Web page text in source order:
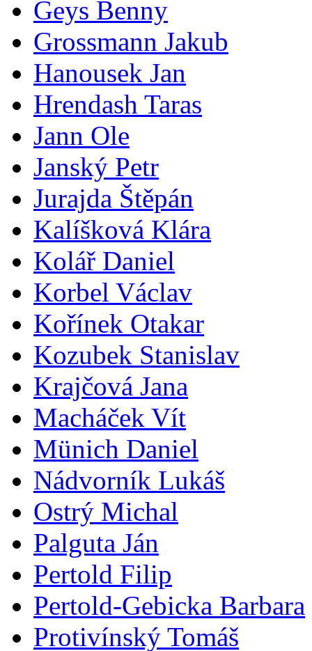
Geys Benny
Grossmann Jakub
Hanousek Jan
Hrendash Taras
Jann Ole
Janský Petr
Jurajda Štěpán
Kalíšková Klára
Kolář Daniel
Korbel Václav
Kořínek Otakar
Kozubek Stanislav
Krajčová Jana
Macháček Vít
Münich Daniel
Nádvorník Lukáš
Ostrý Michal
Palguta Ján
Pertold Filip
Pertold-Gebicka Barbara
Protivínský Tomáš